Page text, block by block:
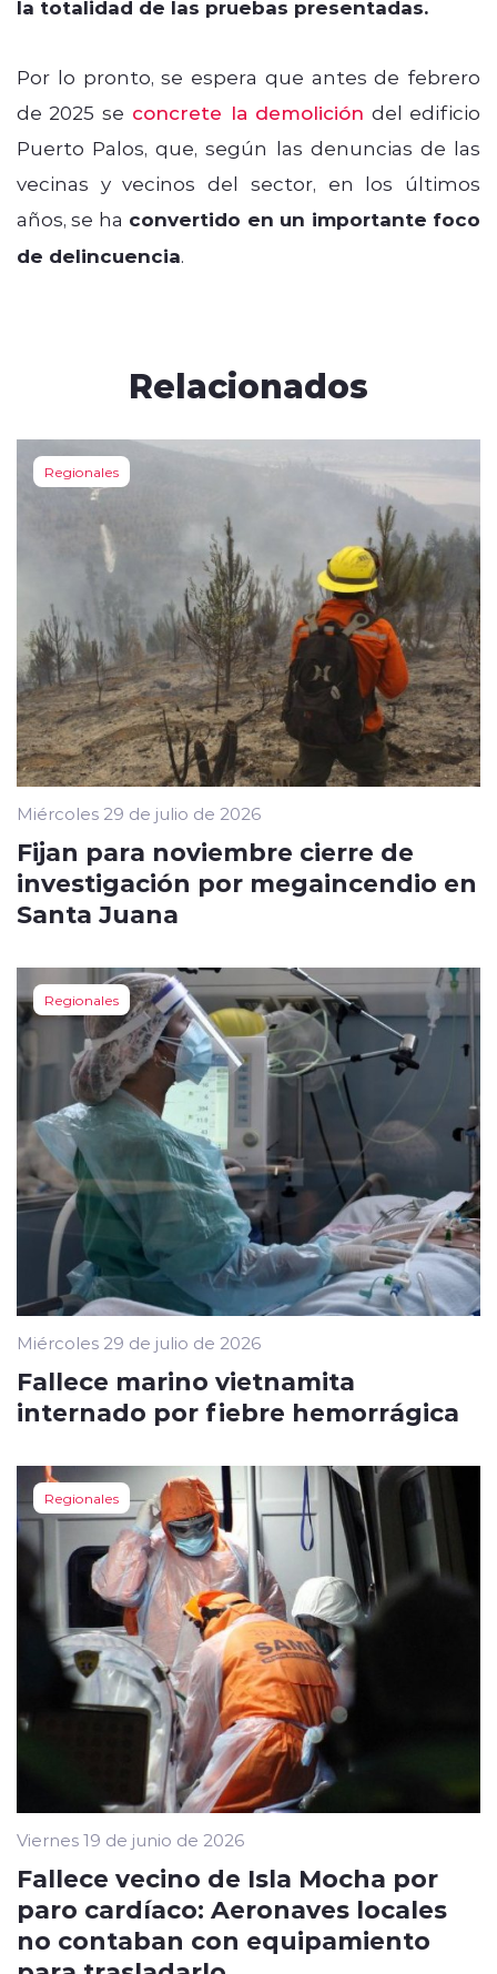
la totalidad de las pruebas presentadas.
Por lo pronto, se espera que antes de febrero
de 2025 se concrete la demolición del edificio
Puerto Palos, que, según las denuncias de las
vecinas y vecinos del sector, en los últimos
años, se ha convertido en un importante foco
de delincuencia.
Relacionados
Regionales
Miércoles 29 de julio de 2026
Fijan para noviembre cierre de
investigación por megaincendio en
Santa Juana
Regionales
Miércoles 29 de julio de 2026
Fallece marino vietnamita
internado por fiebre hemorrágica
Regionales
Viernes 19 de junio de 2026
Fallece vecino de Isla Mocha por
paro cardíaco: Aeronaves locales
no contaban con equipamiento